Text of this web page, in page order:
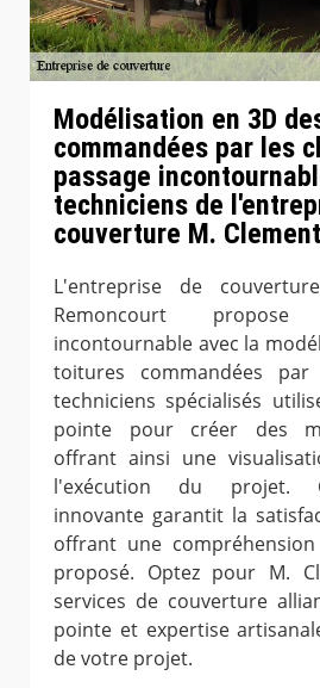
Modélisation en 3D
commandées par les
passage
techniciens de
couverture M. Clement
L'entreprise de
Remoncourt
incontournable avec la
toitures commandées
techniciens spécialisés
pointe pour créer des
offrant ainsi une
l'exécution du projet.
innovante garantit la
offrant une
proposé. Optez pour M.
services de couverture
pointe et expertise
de votre projet.